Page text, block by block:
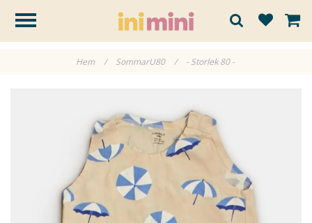
Hem / SommarU80 / - Storlek 80 -